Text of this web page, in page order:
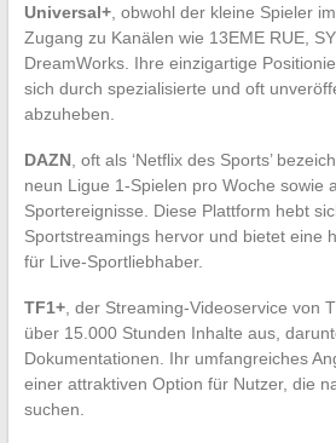
Universal+, obwohl der kleine Spieler
Zugang zu Kanälen wie 13EME RUE,
DreamWorks. Ihre einzigartige
sich durch spezialisierte und oft
abzuheben.
DAZN, oft als ‘Netflix des Sports’
neun Ligue 1-Spielen pro Woche sowie
Sportereignisse. Diese Plattform hebt
Sportstreamings hervor und bietet eine
für Live-Sportliebhaber.
TF1+, der Streaming-Videoservice von
über 15.000 Stunden Inhalte aus,
Dokumentationen. Ihr umfangreiches
einer attraktiven Option für Nutzer, die
suchen.